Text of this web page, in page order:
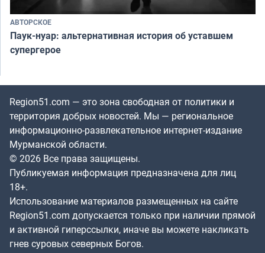
АВТОРСКОЕ
Паук-нуар: альтернативная история об уставшем
супергерое
Region51.com — это зона свободная от политики и
территория добрых новостей. Мы — региональное
информационно-развлекательное интернет-издание
Мурманской области.
© 2026 Все права защищены.
Публикуемая информация предназначена для лиц
18+.
Использование материалов размещенных на сайте
Region51.com допускается только при наличии прямой
и активной гиперссылки, иначе вы можете накликать
гнев суровых северных Богов.